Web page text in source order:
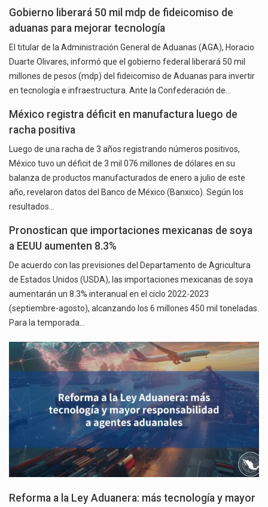
Gobierno liberará 50 mil mdp de fideicomiso de
aduanas para mejorar tecnología
El titular de la Administración General de Aduanas (AGA), Horacio
Duarte Olivares, informó que el gobierno federal liberará 50 mil
millones de pesos (mdp) del fideicomiso de Aduanas para invertir
en tecnología e infraestructura. Ante la Confederación de…
México registra déficit en manufactura luego de
racha positiva
Luego de una racha de 3 años registrando números positivos,
México tuvo un déficit de 3 mil 076 millones de dólares en su
balanza de productos manufacturados de enero a julio de este
año, revelaron datos del Banco de México (Banxico). Según los
resultados…
Pronostican que importaciones mexicanas de soya
a EEUU aumenten 8.3%
De acuerdo con las previsiones del Departamento de Agricultura
de Estados Unidos (USDA), las importaciones mexicanas de soya
aumentarán un 8.3% interanual en el ciclo 2022-2023
(septiembre-agosto), alcanzando los 6 millones 450 mil toneladas.
Para la temporada…
Reforma a la Ley Aduanera: más tecnología y mayor